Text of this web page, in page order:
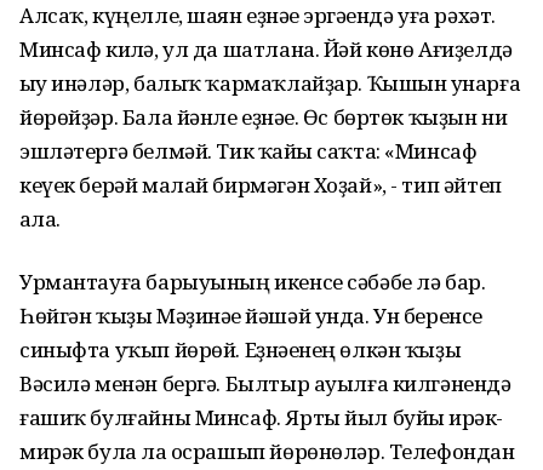
Алсаҡ, күңелле, шаян еҙнәһе эргәһендә уға рәхәт.
Минсаф килһә, ул да шатлана. Йәй көнө Ағиҙелдә
һыу инәләр, балыҡ ҡармаҡлайҙар. Ҡышын һунарға
йөрөйҙәр. Бала йәнле еҙнәһе. Өс бөртөк ҡыҙын ни
эшләтергә белмәй. Тик ҡайһы саҡта: «Минсаф
кеүек берәй малай бирмәгән Хоҙай», - тип әйтеп
һала.
Урмантауға барыуының икенсе сәбәбе лә бар.
Һөйгән ҡыҙы Мәҙинәһе йәшәй унда. Ун беренсе
синыфта уҡып йөрөй. Еҙнәһенең өлкән ҡыҙы
Вәсилә менән бергә. Былтыр ауылға килгәнендә
ғашиҡ булғайны Минсаф. Ярты йыл буйы һирәк-
мирәк булһа ла осрашып йөрөнөләр. Телефондан